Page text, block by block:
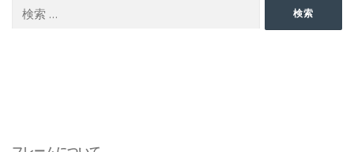
索:
検索